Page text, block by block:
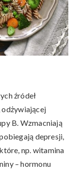
źródeł
odżywiającej
B. Wzmacniają
depresji,
np. witamina
– hormonu